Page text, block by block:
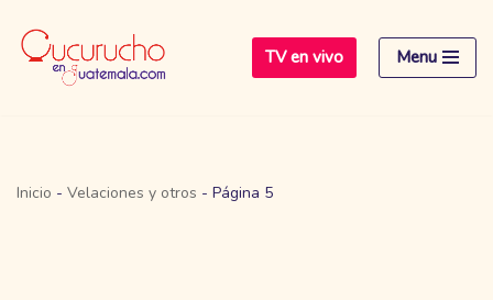
Saltar
TV en vivo Menu
Inicio - Velaciones y otros - Página 5